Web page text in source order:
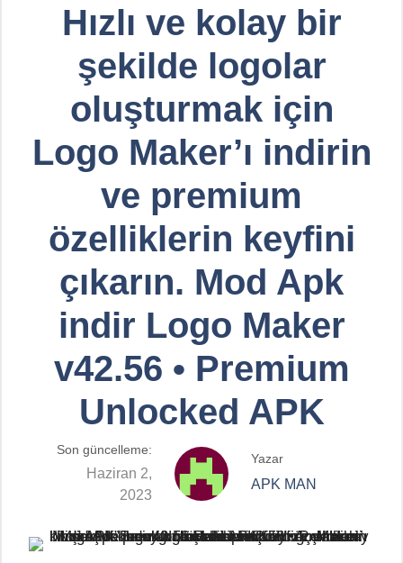
Hızlı ve kolay bir
şekilde logolar
oluşturmak için
Logo Maker’ı indirin
ve premium
özelliklerin keyfini
çıkarın. Mod Apk
indir Logo Maker
v42.56 • Premium
Unlocked APK
Son güncelleme:
Haziran 2,
2023
Yazar
APK MAN